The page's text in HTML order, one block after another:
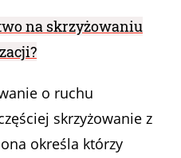
na skrzyżowaniu
o ruchu
skrzyżowanie z
określa którzy